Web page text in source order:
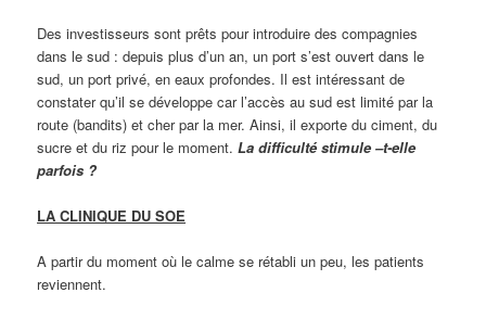
Des investisseurs sont prêts pour introduire des compagnies
dans le sud : depuis plus d’un an, un port s’est ouvert dans le
sud, un port privé, en eaux profondes. Il est intéressant de
constater qu’il se développe car l’accès au sud est limité par la
route (bandits) et cher par la mer. Ainsi, il exporte du ciment, du
sucre et du riz pour le moment.La difficulté stimule –t-elle
parfois ?
LA CLINIQUE DU SOE
A partir du moment où le calme se rétabli un peu, les patients
reviennent.